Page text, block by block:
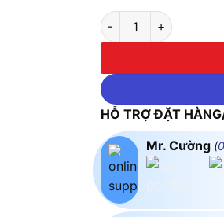
Quạt dùng điện và pin
HỖ TRỢ ĐẶT
Mr. Cường (